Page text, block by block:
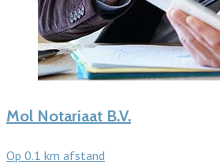
Mol Notariaat B.V.
Op 0.1 km afstand